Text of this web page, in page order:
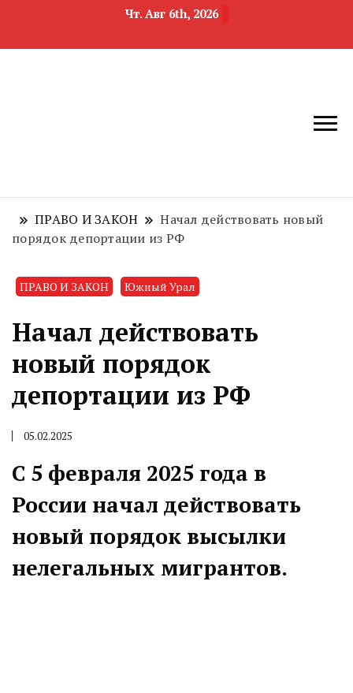
Чт. Авг 6th, 2026
область
недвижимости
ПРАВО И ЗАКОН
Начал действовать новый
порядок депортации из РФ
ПРАВО И ЗАКОН Южный Урал
Начал действовать
новый порядок
депортации из РФ
05.02.2025
С 5 февраля 2025 года в
России начал действовать
новый порядок высылки
нелегальных мигрантов.